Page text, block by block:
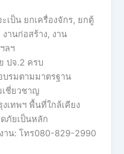
เป็น ยกเครื่องจักร, ยกตู้
านก่อสร้าง, งาน
ลฯ
ปจ.2 ครบ
รมตามมาตรฐาน
ชี่ยวชาญ
เทพฯ พื้นที่ใกล้เคียง
ดภัยเป็นหลัก
าน: โทร080-829-2990